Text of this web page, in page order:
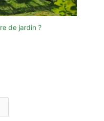
de jardin ?